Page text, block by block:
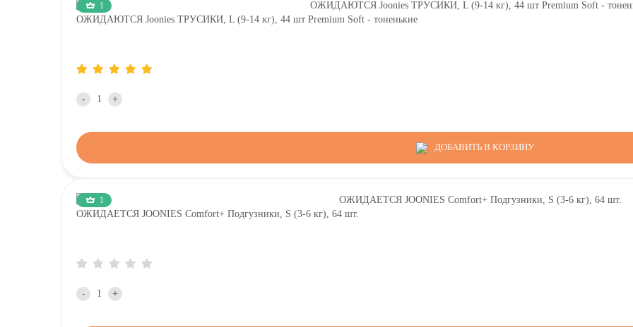
1
ОЖИДАЮТСЯ Joonies ТРУСИКИ, L (9-14 кг), 44 шт Premium Soft - тоненькие
- +
ДОБАВИТЬ В КОРЗИНУ
1
ОЖИДАЕТСЯ JOONIES Comfort+ Подгузники, S (3-6 кг), 64 шт.
- +